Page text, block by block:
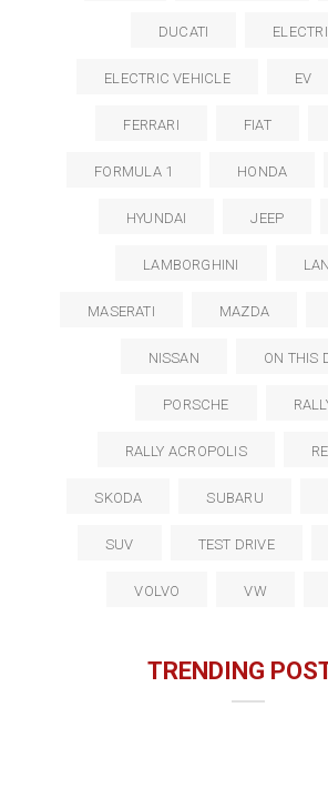
DUCATI
ELECTRIC VEHICLE EV
FERRARI FIAT
FORMULA 1 HONDA
HYUNDAI JEEP
LAMBORGHINI
MASERATI MAZDA
NISSAN ON THIS
PORSCHE
RALLY ACROPOLIS
SKODA SUBARU
SUV TEST DRIVE
VOLVO VW
TRENDING